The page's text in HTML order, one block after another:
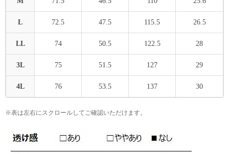
L 72.5 47.5 115.5 26.5
LL 74 50.5 122.5 28
3L 75 51.5 127 29
4L 76 53.5 137 30
※表は左右にスクロールしてご確認いただけます。